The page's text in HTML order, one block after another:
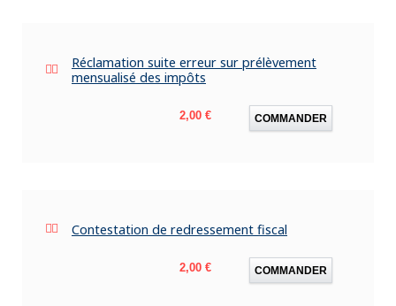
Réclamation suite erreur sur prélèvement
mensualisé des impôts
Prix
2,00 € COMMANDER
Contestation de redressement fiscal
Prix
2,00 € COMMANDER